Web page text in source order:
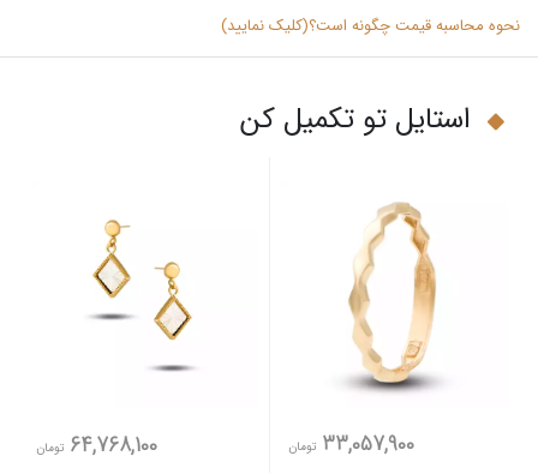
نحوه محاسبه قیمت چگونه است؟(کلیک نمایید)
استایل تو تکمیل کن
33,057,900 تومان 64,768,100 تومان